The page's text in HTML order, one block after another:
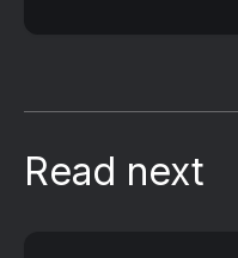
Read next